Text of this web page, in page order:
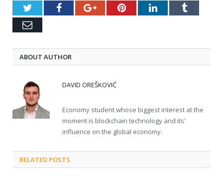
TwitterFacebookGoogle+PinterestLinkedInTumblr
Email
ABOUT AUTHOR
DAVID OREŠKOVIĆ
Economy student whose biggest interest at the
moment is blockchain technology and its'
influence on the global economy.
RELATED POSTS